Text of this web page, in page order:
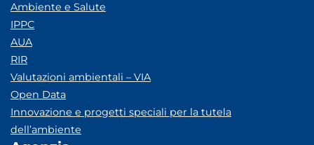
Ambiente e Salute
IPPC
AUA
RIR
Valutazioni ambientali – VIA
Open Data
Innovazione e progetti speciali per la tutela
dell’ambiente